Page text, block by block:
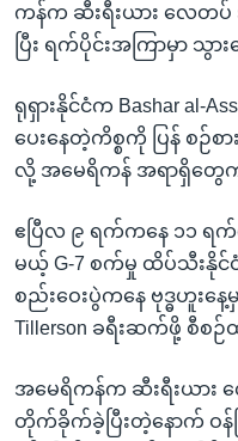
ကျော်
ရန်
ကန်က ဆီးရီးယား လေတပ်
ပြီး ရက်ပိုင်းအကြာမှာ သွ
ရုရှားနိုင်ငံက Bashar
ပေးနေတဲ့ကိစ္စကို ပြန် စဉ်စာ
လို့ အမေရိကန် အရာရှိတွေက
ဧပြီလ ၉ ရက်ကနေ ၁၁ ရ
မယ့် G-7 စက်မှု ထိပ်သီးနိုင်ငံ
စည်းဝေးပွဲကနေ ဗုဒ္ဓဟူးနေ့
Tillerson ခရီးဆက်ဖို့ စီစဉ်
အမေရိကန်က ဆီးရီးယား
တိုက်ခိုက်ခဲ့ပြီးတဲ့နောက် ဝန်က